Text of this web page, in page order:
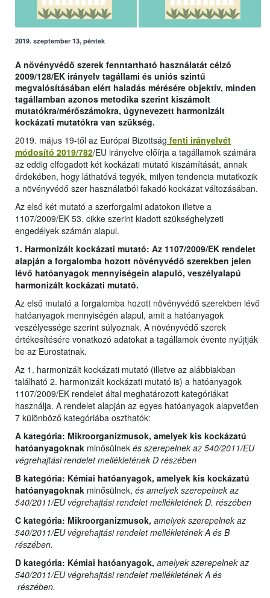
2019. szeptember 13, péntek
A növényvédő szerek fenntartható használatát célzó
2009/128/EK irányelv tagállami és uniós szintű
megvalósításában elért haladás mérésére objektív, minden
tagállamban azonos metodika szerint kiszámolt
mutatókra/mérőszámokra, úgynevezett harmonizált
kockázati mutatókra van szükség.
2019. május 19-től az Európai Bizottság fenti irányelvét
módosító 2019/782/EU irányelve előírja a tagállamok számára
az eddig elfogadott két kockázati mutató kiszámítását, annak
érdekében, hogy láthatóvá tegyék, milyen tendencia mutatkozik
a növényvédő szer használatból fakadó kockázat változásában.
Az első két mutató a szerforgalmi adatokon illetve a
1107/2009/EK 53. cikke szerint kiadott szükséghelyzeti
engedélyek számán alapul.
1. Harmonizált kockázati mutató: Az 1107/2009/EK rendelet
alapján a forgalomba hozott növényvédő szerekben jelen
lévő hatóanyagok mennyiségein alapuló, veszélyalapú
harmonizált kockázati mutató.
Az első mutató a forgalomba hozott növényvédő szerekben lévő
hatóanyagok mennyiségén alapul, amit a hatóanyagok
veszélyessége szerint súlyoznak. A növényvédő szerek
értékesítésére vonatkozó adatokat a tagállamok évente nyújtják
be az Eurostatnak.
Az 1. harmonizált kockázati mutató (illetve az alábbiakban
található 2. harmonizált kockázati mutató is) a hatóanyagok
1107/2009/EK rendelet által meghatározott kategóriákat
használja. A rendelet alapján az egyes hatóanyagok alapvetően
7 különböző kategóriába oszthatók:
A kategória: Mikroorganizmusok, amelyek kis kockázatú
hatóanyagoknak minősülnek és szerepelnek az 540/2011/EU
végrehajtási rendelet mellékletének D részében
B kategória: Kémiai hatóanyagok, amelyek kis kockázatú
hatóanyagoknak minősülnek, és amelyek szerepelnek az
540/2011/EU végrehajtási rendelet mellékletének D. részében
C kategória: Mikroorganizmusok, amelyek szerepelnek az
540/2011/EU végrehajtási rendelet mellékletének A és B
részében.
D kategória: Kémiai hatóanyagok, amelyek szerepelnek az
540/2011/EU végrehajtási rendelet mellékletének A és
részében.